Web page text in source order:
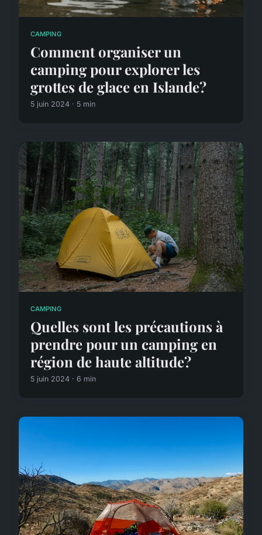
CAMPING
Comment organiser un
camping pour explorer les
grottes de glace en Islande?
5 juin 2024 · 5 min
CAMPING
Quelles sont les précautions à
prendre pour un camping en
région de haute altitude?
5 juin 2024 · 6 min